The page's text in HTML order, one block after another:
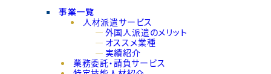
事業一覧
人材派遣サービス
外国人派遣のメリット
オススメ業種
実績紹介
業務委託・請負サービス